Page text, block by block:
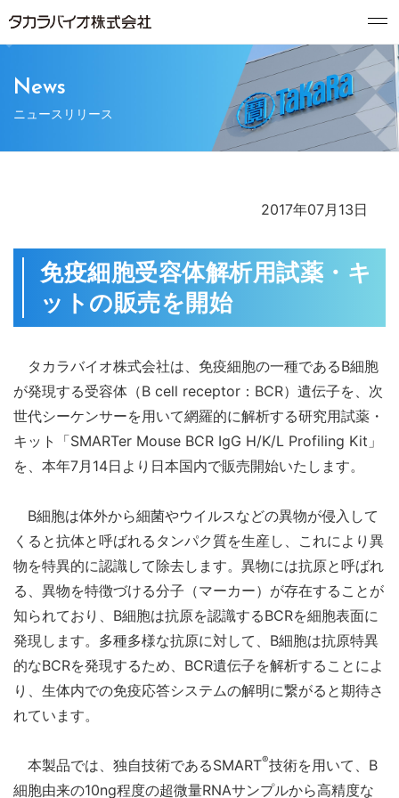
News
ニュースリリース
2017年07月13日
免疫細胞受容体解析用試薬・キ
ットの販売を開始
タカラバイオ株式会社は、免疫細胞の一種であるB細胞
が発現する受容体（B cell receptor：BCR）遺伝子を、次
世代シーケンサーを用いて網羅的に解析する研究用試薬・
キット「SMARTer Mouse BCR IgG H/K/L Profiling Kit」
を、本年7月14日より日本国内で販売開始いたします。
B細胞は体外から細菌やウイルスなどの異物が侵入して
くると抗体と呼ばれるタンパク質を生産し、これにより異
物を特異的に認識して除去します。異物には抗原と呼ばれ
る、異物を特徴づける分子（マーカー）が存在することが
知られており、B細胞は抗原を認識するBCRを細胞表面に
発現します。多種多様な抗原に対して、B細胞は抗原特異
的なBCRを発現するため、BCR遺伝子を解析することによ
り、生体内での免疫応答システムの解明に繋がると期待さ
れています。
本製品では、独自技術であるSMART®技術を用いて、B
細胞由来の10ng程度の超微量RNAサンプルから高精度な